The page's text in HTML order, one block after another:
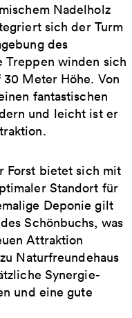
Nadelholz
sich der Turm
des
Treppen winden sich
Meter Höhe. Von
fantastischen
und leicht ist er
Forst bietet sich mit
Standort für
Deponie gilt
Schönbuchs, was
Attraktion
Naturfreundehaus
Synergie-
und eine gute